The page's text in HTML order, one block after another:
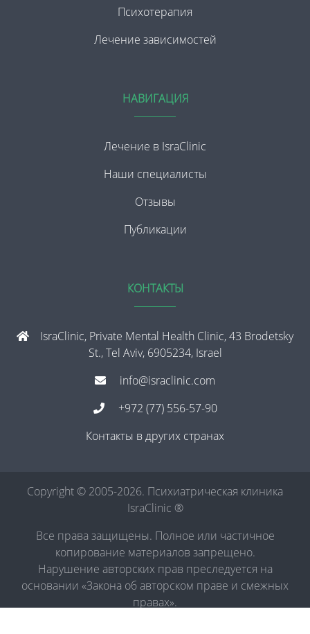
Психотерапия
Лечение зависимостей
НАВИГАЦИЯ
Лечение в IsraClinic
Наши специалисты
Отзывы
Публикации
КОНТАКТЫ
IsraClinic, Private Mental Health Clinic, 43 Brodetsky
St., Tel Aviv, 6905234, Israel
info@israclinic.com
+972 (77) 556-57-90
Контакты в других странах
Copyright © 2005-2026. Психиатрическая клиника
IsraClinic ®
Все права защищены. Полное или частичное
копирование материалов запрещено.
Нарушение авторских прав преследуется на
основании «Закона об авторском праве и смежных
правах».